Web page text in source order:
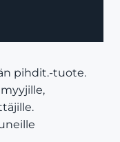
pihdit.-tuote.